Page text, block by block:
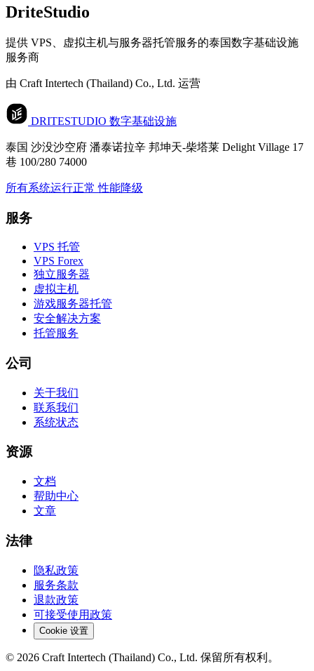
DriteStudio
提供 VPS、虚拟主机与服务器托管服务的泰国数字基础设施
服务商
由 Craft Intertech (Thailand) Co., Ltd. 运营
DRITESTUDIO 数字基础设施
泰国 沙没沙空府 潘泰诺拉辛 邦坤天-柴塔莱 Delight Village 17
巷 100/280 74000
所有系统运行正常 性能降级
服务
VPS 托管
VPS Forex
独立服务器
虚拟主机
游戏服务器托管
安全解决方案
托管服务
公司
关于我们
联系我们
系统状态
资源
文档
帮助中心
文章
法律
隐私政策
服务条款
退款政策
可接受使用政策
Cookie 设置
© 2026 Craft Intertech (Thailand) Co., Ltd. 保留所有权利。